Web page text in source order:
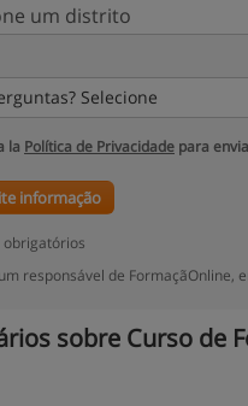
Selecione
la Política de Privacidade para
informação
obrigatórios
responsável de FormaçãOnline,
sobre Curso de